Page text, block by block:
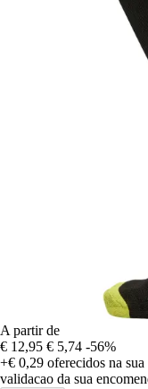
A partir de
€ 12,95 € 5,74 -56%
+€ 0,29 oferecidos na
validacao da sua